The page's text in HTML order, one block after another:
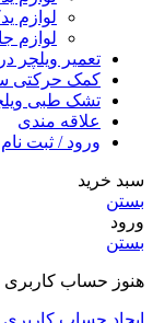
لوازم
لوازم
تعمیر ویلچر
کمک حرکتی
تشک طبی
علاقه مندی
ورود / ثبت نام
سبد خرید
بستن
ورود
بستن
هنوز حساب کاربری
ایجاد حساب کاربری